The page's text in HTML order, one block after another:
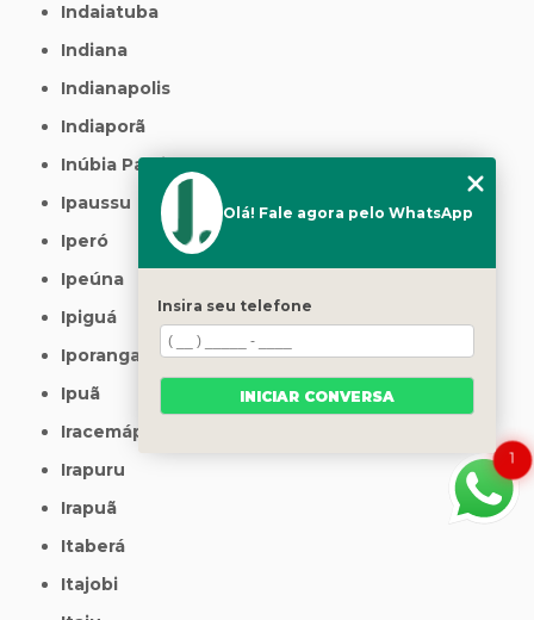
Indaiatuba
Indiana
Indianapolis
Indiaporã
Inúbia Paulista
Ipaussu
Iperó
Ipeúna
Ipiguá
Iporanga
Ipuã
Iracemápolis
Irapuru
Irapuã
Itaberá
Itajobi
1
Olá! Fale agora pelo WhatsApp
Insira seu telefone
INICIAR CONVERSA